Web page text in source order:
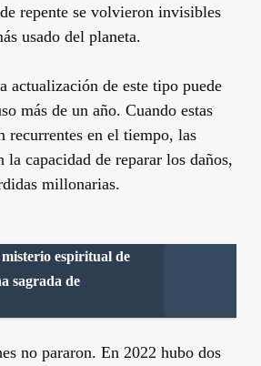
repente se volvieron invisibles
usado del planeta.
actualización de este tipo puede
más de un año. Cuando estas
recurrentes en el tiempo, las
la capacidad de reparar los daños,
millonarias.
espiritual de
sagrada de
no pararon. En 2022 hubo dos